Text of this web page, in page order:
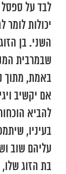
לבד על
יכולות
השני. בן
שבמרבית
באמת, מתוך
אם יקשיב
להביא
בעיניו,
עליהם שוב
בת הזוג